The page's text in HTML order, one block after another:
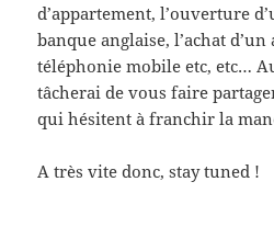
d’appartement, l’ouverture
banque anglaise, l’achat
téléphonie mobile etc, etc…
tâcherai de vous faire
qui hésitent à franchir la
A très vite donc, stay tuned !